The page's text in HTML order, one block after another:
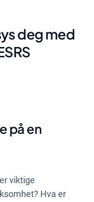
deg med
på en
viktige
Hva er